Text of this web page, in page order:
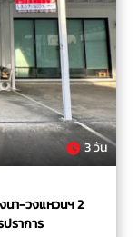
3 วัน
นา-วงแหวนฯ 2
ราการ